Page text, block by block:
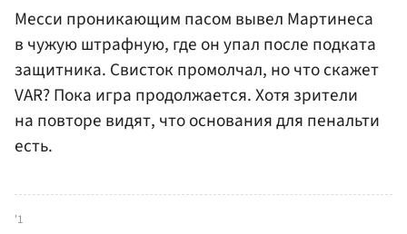
Месси проникающим пасом вывел Мартинеса
в чужую штрафную, где он упал после подката
защитника. Свисток промолчал, но что скажет
VAR? Пока игра продолжается. Хотя зрители
на повторе видят, что основания для пенальти
есть.
'1